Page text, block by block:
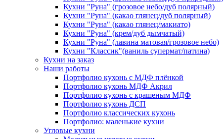
Кухни "Руна" (грозовое небо/дуб полярный)
Кухни "Руна" (какао глянец/дуб полярный)
Кухни "Руна" (какао глянец/макиато)
Кухни "Руна" (крем/дуб дымчатый)
Кухни "Руна" (лавина матовая/грозовое небо)
Кухни "Классик"(ваниль супермат/патина)
Кухни на заказ
Наши работы
Портфолио кухонь с МДФ плёнкой
Портфолио кухонь МДФ Акрил
Портфолио кухонь с крашеным МДФ
Портфолио кухонь ДСП
Портфолио классических кухонь
Портфолио: маленькие кухни
Угловые кухни